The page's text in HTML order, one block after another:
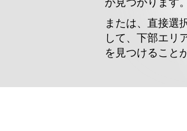
が見つかります。
または、直接選
して、下部エリ
を見つけること